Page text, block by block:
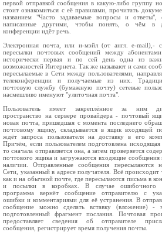
первой отправкой сообщения в какую-либо группу
стоит ознакомиться с её правилами, прочитать
названием "Часто задаваемые вопросы и ответы",
написанные другими, чтобы понять, о чём в
конференции идёт речь.
Электронная почта, или и-мэйл (от англ. e-mail),-
пересылки почтовых сообщений между
исторически первая и по сей день одна из
возможностей Интернета. Так же называют и сами
пересылаемые в Сети между пользователями,
телеконференции и получаемые из них.
почтовую службу (бумажную почту) сетевые
насмешливо именуют "улиточная почта".
Пользователь имеет закреплённое за ним
пространство на сервере провайдера - почтовый
новая почта, пришедшая с момента последнего
почтовому ящику, складывается в ящик входящей
ждёт запроса пользователя на доставку в его
Причём, если пользователем подготовлена исходящая
то сначала отправляется она, а затем проверяется
почтового ящика и загружаются входящие сообщения
наличии. Отправленные сообщения пересылаются
Сети, указанный в адресе получателя. Всё происходит
как и на обычной почте, где пересылаются письма в
и посылки в коробках. В случае ошибочного
программа вернёт сообщение отправителю с
ошибки и комментариями для её устранения. В
сообщение можно сделать вставку (вложение) -
подготовленный фрагмент послания. Почтовая
предоставляет сведения об отправителе
сообщения, регистрирует время получения почты.